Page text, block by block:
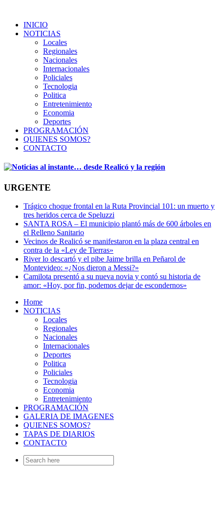
INICIO
NOTICIAS
Locales
Regionales
Nacionales
Internacionales
Policiales
Tecnologia
Politica
Entretenimiento
Economia
Deportes
PROGRAMACIÓN
QUIENES SOMOS?
CONTACTO
URGENTE
Trágico choque frontal en la Ruta Provincial 101: un muerto y
tres heridos cerca de Speluzzi
SANTA ROSA – El municipio plantó más de 600 árboles en
el Relleno Sanitario
Vecinos de Realicó se manifestaron en la plaza central en
contra de la «Ley de Tierras»
River lo descartó y el pibe Jaime brilla en Peñarol de
Montevideo: «¿Nos dieron a Messi?»
Camilota presentó a su nueva novia y contó su historia de
amor: «Hoy, por fin, podemos dejar de escondernos»
Home
NOTICIAS
Locales
Regionales
Nacionales
Internacionales
Deportes
Politica
Policiales
Tecnologia
Economia
Entretenimiento
PROGRAMACIÓN
GALERIA DE IMAGENES
QUIENES SOMOS?
TAPAS DE DIARIOS
CONTACTO
Search
for: